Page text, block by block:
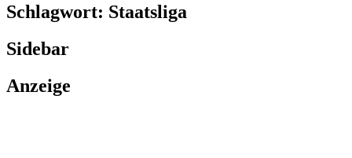
Schlagwort: Staatsliga
Sidebar
Anzeige